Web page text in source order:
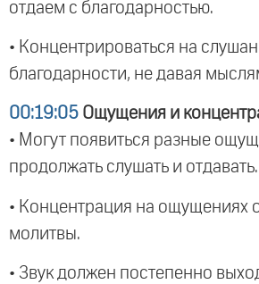
отдаем с благодарностью.
• Концентрироваться на
благодарности, не давая
00:19:05 Ощущения и
• Могут появиться разные
продолжать слушать и отдавать.
• Концентрация на ощущениях
молитвы.
• Звук должен постепенно